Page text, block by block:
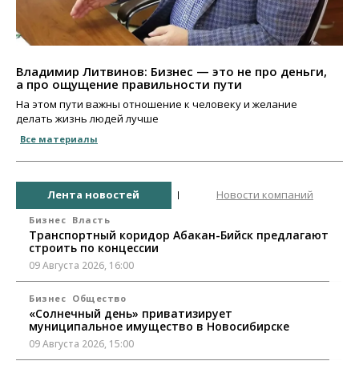
Владимир Литвинов: Бизнес — это не про деньги,
а про ощущение правильности пути
На этом пути важны отношение к человеку и желание
делать жизнь людей лучше
Все материалы
Лента новостей Новости компаний
Бизнес Власть
Транспортный коридор Абакан-Бийск предлагают
строить по концессии
09 Августа 2026, 16:00
Бизнес Общество
«Солнечный день» приватизирует
муниципальное имущество в Новосибирске
09 Августа 2026, 15:00